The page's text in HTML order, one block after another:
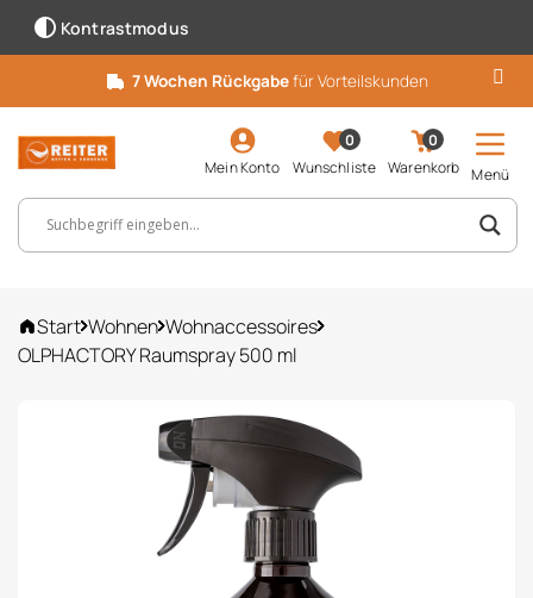
Kontrastmodus
7 Wochen Rückgabefür Vorteilskunden
Mein Konto
0
Wunschliste
0
Warenkorb
Menü
Suchbegriff, Artikelnummer ...
Start Wohnen Wohnaccessoires
OLPHACTORY Raumspray 500 ml